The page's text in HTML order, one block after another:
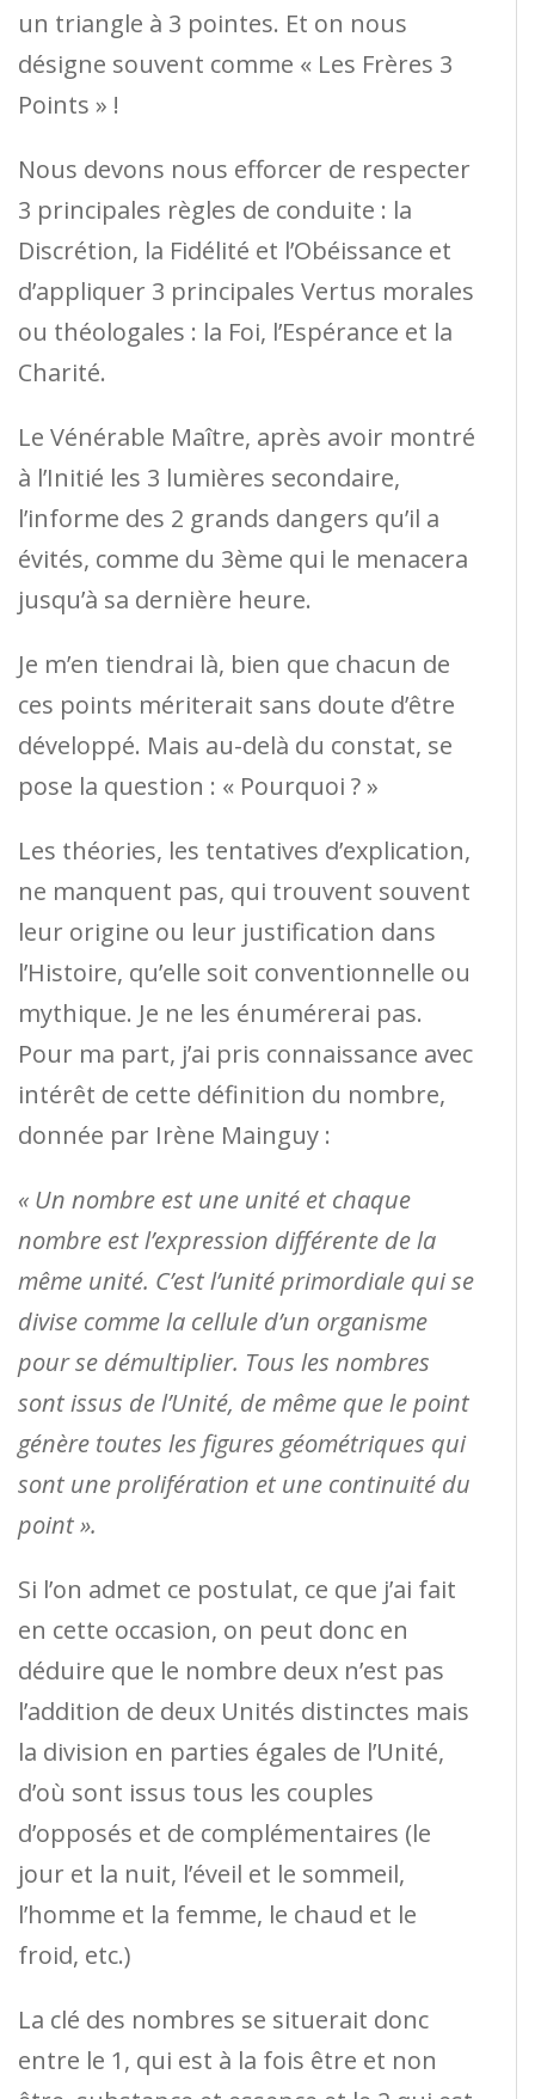
un triangle à 3 pointes. Et on nous
désigne souvent comme « Les Frères 3
Points » !
Nous devons nous efforcer de respecter
3 principales règles de conduite : la
Discrétion, la Fidélité et l’Obéissance et
d’appliquer 3 principales Vertus morales
ou théologales : la Foi, l’Espérance et la
Charité.
Le Vénérable Maître, après avoir montré
à l’Initié les 3 lumières secondaire,
l’informe des 2 grands dangers qu’il a
évités, comme du 3ème qui le menacera
jusqu’à sa dernière heure.
Je m’en tiendrai là, bien que chacun de
ces points mériterait sans doute d’être
développé. Mais au-delà du constat, se
pose la question : « Pourquoi ? »
Les théories, les tentatives d’explication,
ne manquent pas, qui trouvent souvent
leur origine ou leur justification dans
l’Histoire, qu’elle soit conventionnelle ou
mythique. Je ne les énumérerai pas.
Pour ma part, j’ai pris connaissance avec
intérêt de cette définition du nombre,
donnée par Irène Mainguy :
« Un nombre est une unité et chaque
nombre est l’expression différente de la
même unité. C’est l’unité primordiale qui se
divise comme la cellule d’un organisme
pour se démultiplier. Tous les nombres
sont issus de l’Unité, de même que le point
génère toutes les figures géométriques qui
sont une prolifération et une continuité du
point ».
Si l’on admet ce postulat, ce que j’ai fait
en cette occasion, on peut donc en
déduire que le nombre deux n’est pas
l’addition de deux Unités distinctes mais
la division en parties égales de l’Unité,
d’où sont issus tous les couples
d’opposés et de complémentaires (le
jour et la nuit, l’éveil et le sommeil,
l’homme et la femme, le chaud et le
froid, etc.)
La clé des nombres se situerait donc
entre le 1, qui est à la fois être et non